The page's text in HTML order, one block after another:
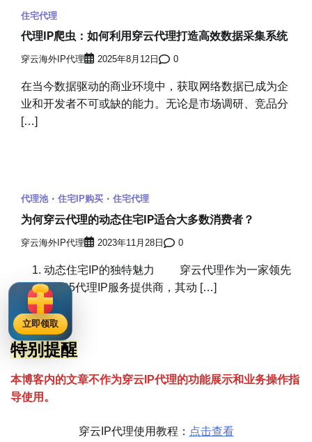
住宅代理
代理IP爬虫：如何利用穿云代理打造高效数据采集系统
穿云海外IP代理 2025年8月12日 0
在当今数据驱动的商业环境中，获取网络数据已成为企
业和开发者不可或缺的能力。无论是市场调研、竞品分
[…]
代理池 住宅IP购买 住宅代理
为何穿云代理的动态住宅IP适合大多数消费者？
穿云海外IP代理 2023年11月28日 0
1. 动态住宅IP的独特魅力 穿云代理作为一家领先
的http和S5代理IP服务提供商，其动 […]
特别提醒
本博客内的文章不作为穿云 P代理的功能展示和业务操作指
导使用。
穿云IP代理使用教程： 点击查看
立即领取